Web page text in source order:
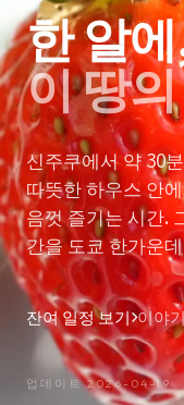
한 알
이 땅
신주쿠에서 약 30
따뜻한 하우스 안
음껏 즐기는 시간.
간을 도쿄 한가운
잔여 일정 보기 이야
업데이트 2026-04-19